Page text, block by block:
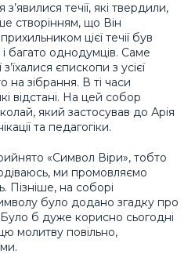
течії, які твердили,
створінням, що Він
цієї течії був
багато однодумців. Саме
єпископи з усієї
зібрання. В ті часи
відстані. На цей собор
який застосував до Арія
та педагогіки.
«Символ Віри», тобто
ми промовляємо
на соборі
було додано згадку про
б дуже корисно сьогодні
молитву повільно,